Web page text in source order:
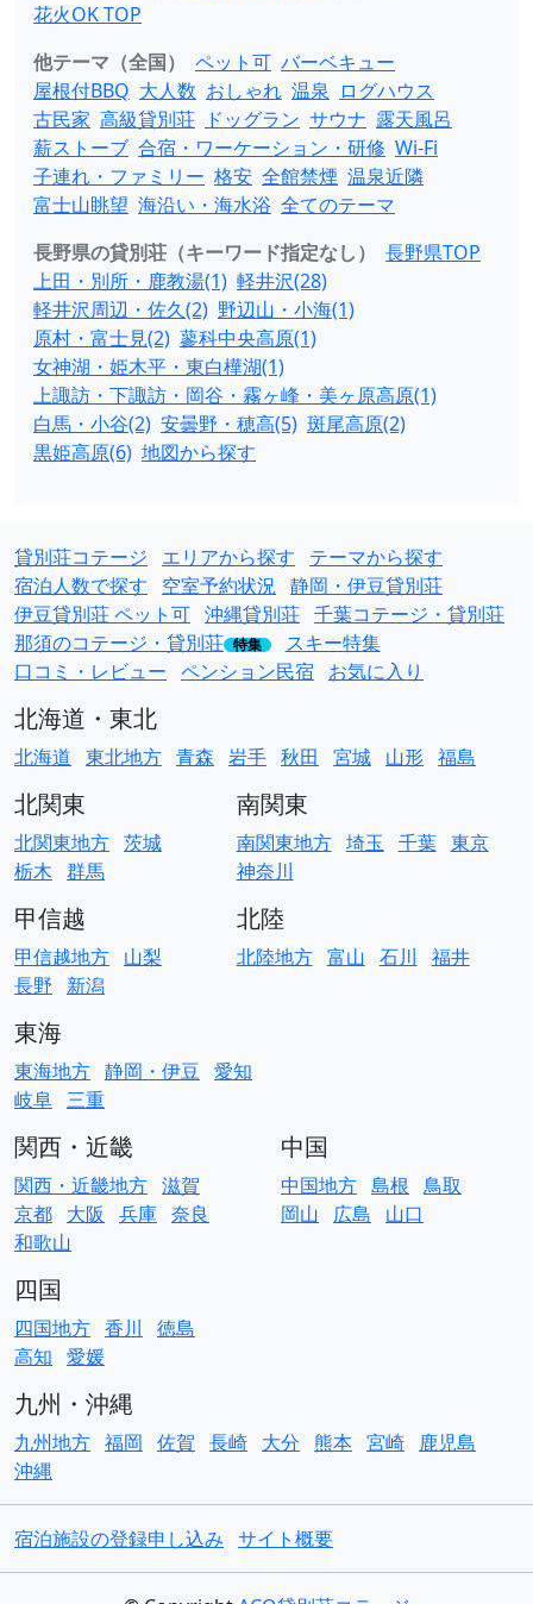
花火OK TOP
他テーマ（全国）
ペット可 バーベキュー
屋根付BBQ 大人数 おしゃれ 温泉 ログハウス
古民家 高級貸別荘 ドッグラン サウナ 露天風呂
薪ストーブ 合宿・ワーケーション・研修 Wi-Fi
子連れ・ファミリー 格安 全館禁煙 温泉近隣
富士山眺望 海沿い・海水浴 全てのテーマ
長野県の貸別荘（キーワード指定なし）
長野県TOP
上田・別所・鹿教湯(1) 軽井沢(28)
軽井沢周辺・佐久(2) 野辺山・小海(1)
原村・富士見(2) 蓼科中央高原(1)
女神湖・姫木平・東白樺湖(1)
上諏訪・下諏訪・岡谷・霧ヶ峰・美ヶ原高原(1)
白馬・小谷(2) 安曇野・穂高(5) 斑尾高原(2)
黒姫高原(6) 地図から探す
貸別荘コテージ エリアから探す
テーマから探す
宿泊人数で探す
空室予約状況 静岡・伊豆貸別荘
伊豆貸別荘 ペット可 沖縄貸別荘 千葉コテージ・貸別荘
那須のコテージ・貸別荘 特集
スキー特集
口コミ・レビュー ペンション民宿 お気に入り
北海道・東北
北海道 東北地方 青森 岩手 秋田 宮城 山形 福島
北関東
北関東地方 茨城
栃木 群馬
南関東
南関東地方 埼玉 千葉 東京
神奈川
甲信越
甲信越地方 山梨
長野
新潟
北陸
北陸地方 富山 石川 福井
東海
東海地方 静岡・伊豆 愛知
岐阜 三重
関西・近畿
関西・近畿地方 滋賀
京都 大阪 兵庫 奈良
和歌山
中国
中国地方 島根 鳥取
岡山
広島 山口
四国
四国地方 香川
徳島
高知 愛媛
九州・沖縄
九州地方 福岡 佐賀 長崎 大分 熊本 宮崎
鹿児島
沖縄
宿泊施設の登録申し込み サイト概要